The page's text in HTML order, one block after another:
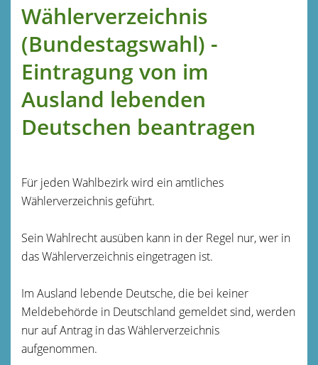
Wählerverzeichnis
(Bundestagswahl) -
Eintragung von im
Ausland lebenden
Deutschen beantragen
Für jeden Wahlbezirk wird ein amtliches
Wählerverzeichnis geführt.
Sein Wahlrecht ausüben kann in der Regel nur, wer in
das Wählerverzeichnis eingetragen ist.
Im Ausland lebende Deutsche, die bei keiner
Meldebehörde in Deutschland gemeldet sind, werden
nur auf Antrag in das Wählerverzeichnis
aufgenommen.